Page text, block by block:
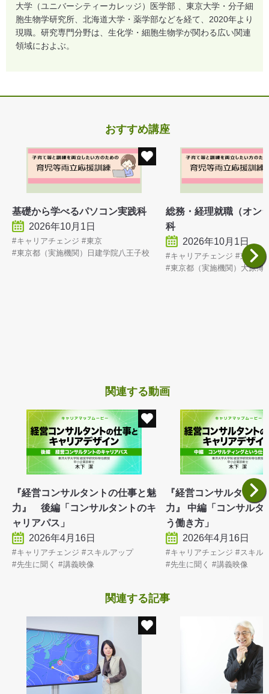
大学（ユニバーシティーカレッジ）医学部 、東京大学・分子細
胞生物学研究所、北海道大学・薬学部などを経て、2020年より
現職。研究専門分野は、生化学・細胞生物学が関わる広い関連
領域におよぶ。
おすすめ講座
基礎から学べるパソコン実践科
2026年10月1日
キャリアチェンジ
東京
東京都（実施機関）日建学院八王子校
総務・経理就職（オン
科
2026年10月1日
キャリアチェンジ
東京
東京都（実施機関）大原簿
関連する動画
『経営コンサルタントの仕事と魅
力』 後編「コンサルタントのキ
ャリアパス」
2026年4月16日
キャリアチェンジ
スキルアップ
先生に聞く
講義映像
『経営コンサルタント
力』 中編「コンサルタ
う働き方」
2026年4月16日
キャリアチェンジ
スキル
先生に聞く
講義映像
関連する記事